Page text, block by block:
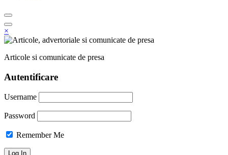
×
Articole si comunicate de presa
Autentificare
Username
Password
Remember Me